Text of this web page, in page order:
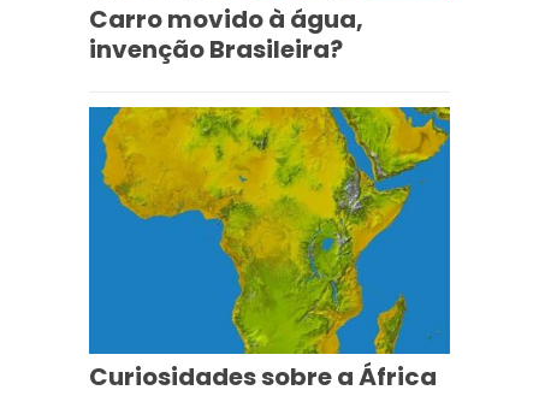
Carro movido à água,
invenção Brasileira?
Curiosidades sobre a África